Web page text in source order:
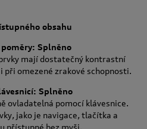
obsahu
Splněno
mají dostatečný kontrastní
při omezené zrakové schopnosti.
Splněno
ovladatelná pomocí klávesnice.
jako je navigace, tlačítka a